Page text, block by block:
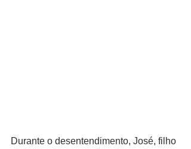
Durante o desentendimento, José, filho